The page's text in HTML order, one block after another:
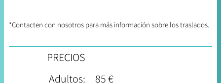
*Contacten con nosotros para más información sobre los traslados.
PRECIOS
Adultos:
85 €